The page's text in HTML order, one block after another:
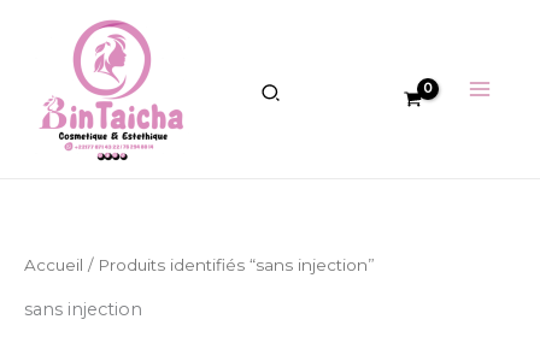
Accueil / Produits identifiés “sans injection”
sans injection